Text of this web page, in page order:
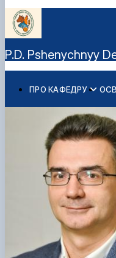
P.D. Pshenychnyy
ПРО КАФЕДРУ
Історія кафедри
Навчально-
Можливості
Навчальна робота
Навчальні
Фотогалерея
Робочі програми
Практика
Наукова робота
Дорадча
Наукові гуртки
Підготовка
Міжнародна
Стажування в